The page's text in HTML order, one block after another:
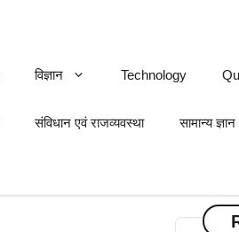
विज्ञान Technology
संविधान एवं राजव्यवस्था सामान्य ज्ञान